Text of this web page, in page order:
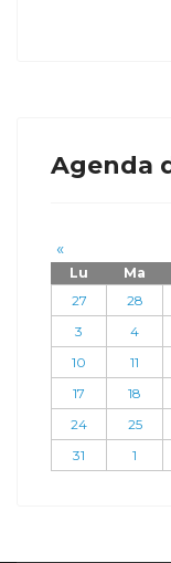
Agenda
«
Lu Ma
27
28
3
4
10
11
17
18
24
25
31
1